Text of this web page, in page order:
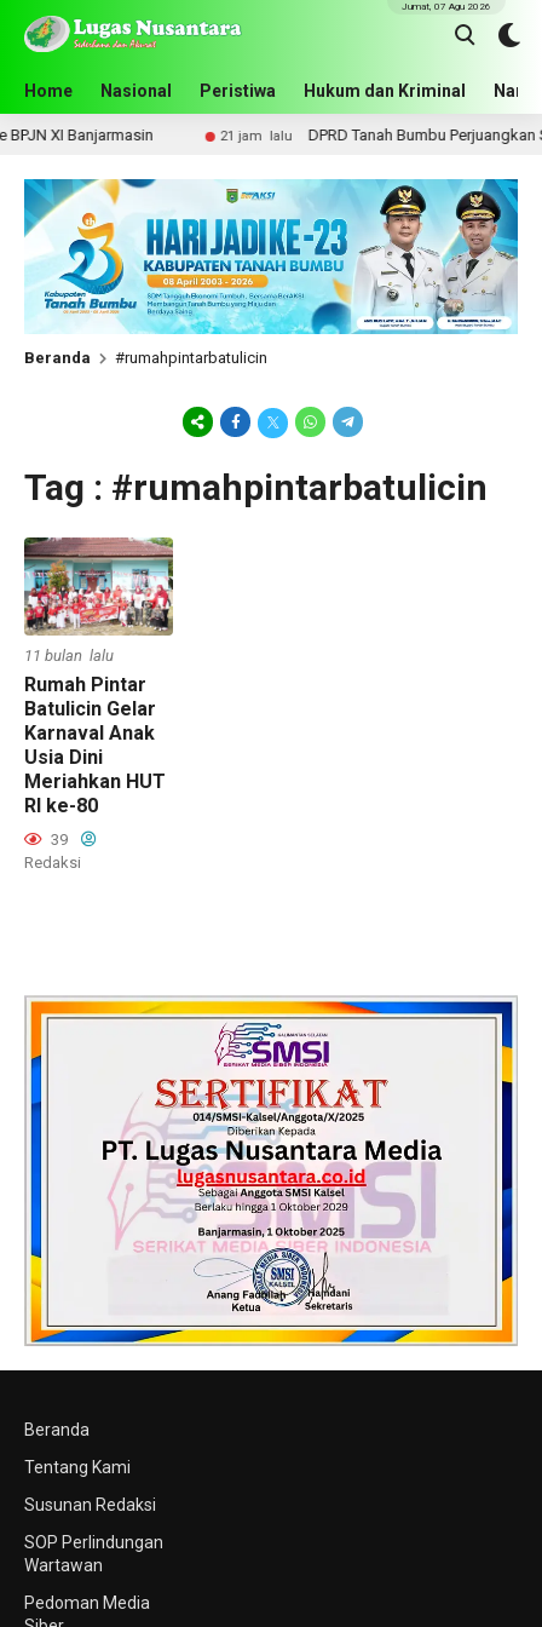
Home Nasional Peristiwa Hukum dan Kriminal
Jumat, 07 Agu 2026
XI Banjarmasin 21 jam lalu DPRD Tanah Bumbu Perjuangkan
Beranda #rumahpintarbatulicin
Tag : #rumahpintarbatulicin
11 bulan lalu
Rumah Pintar
Batulicin Gelar
Karnaval Anak
Usia Dini
Meriahkan HUT
RI ke-80
39
Redaksi
Beranda
Tentang Kami
Susunan Redaksi
SOP Perlindungan
Wartawan
Pedoman Media